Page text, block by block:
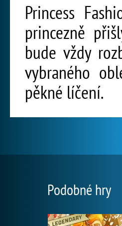
Princess
princezně
bude vždy
vybraného
pěkné líčení.
Podobné hry